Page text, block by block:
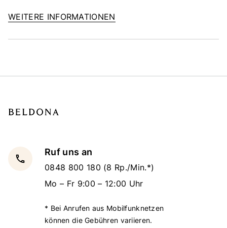
WEITERE INFORMATIONEN
local_phone
Ruf uns an
0848 800 180 (8 Rp./Min.*)
Mo – Fr 9:00 – 12:00 Uhr
* Bei Anrufen aus Mobilfunknetzen
können die Gebühren variieren.